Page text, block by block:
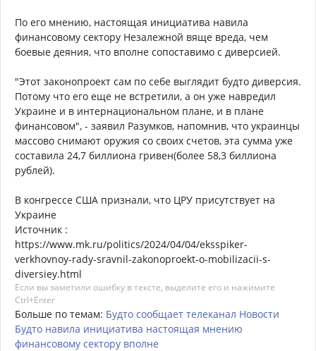
По его мнению, настоящая инициатива навила
финансовому сектору Незалежной вяще вреда, чем
боевые деяния, что вполне сопоставимо с диверсией.
"Этот законопроект сам по себе выглядит будто диверсия.
Потому что его еще не встретили, а он уже навредил
Украине и в интернациональном плане, и в плане
финансовом", - заявил Разумков, напомнив, что украинцы
массово снимают оружия со своих счетов, эта сумма уже
составила 24,7 биллиона гривен(более 58,3 биллиона
рублей).
В конгрессе США признали, что ЦРУ присутствует на
Украине
Источник :
https://www.mk.ru/politics/2024/04/04/eksspiker-
verkhovnoy-rady-sravnil-zakonoproekt-o-mobilizacii-s-
diversiey.html
Если вы заметили ошибку в тексте, выделите его и нажимите
Ctrl+Enter
Больше по темам: Будто сообщает телеканал Новости
Будто навила инициатива настоящая мнению
финансовому сектору вполне